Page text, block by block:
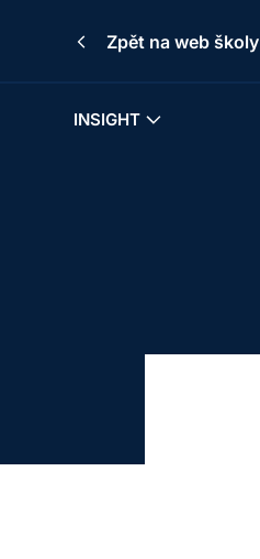
Zpět na web školy
INSIGHT